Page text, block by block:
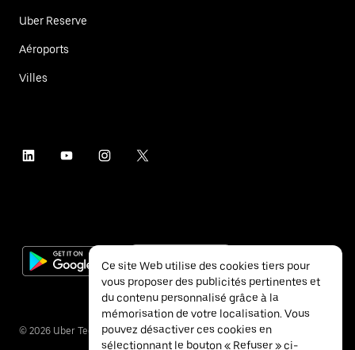
Uber Reserve
Aéroports
Villes
© 2026 Uber Technologies Inc.
Ce site Web utilise des cookies tiers pour
vous proposer des publicités pertinentes et
du contenu personnalisé grâce à la
mémorisation de votre localisation. Vous
pouvez désactiver ces cookies en
sélectionnant le bouton « Refuser » ci-